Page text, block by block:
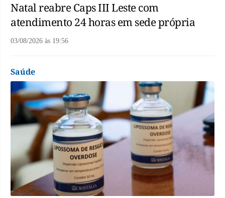
Natal reabre Caps III Leste com
atendimento 24 horas em sede própria
03/08/2026 às 19:56
Saúde